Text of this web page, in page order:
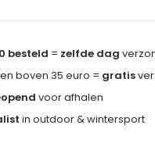
besteld = zelfde dag
boven 35 euro = gratis
voor afhalen
in outdoor & wintersport